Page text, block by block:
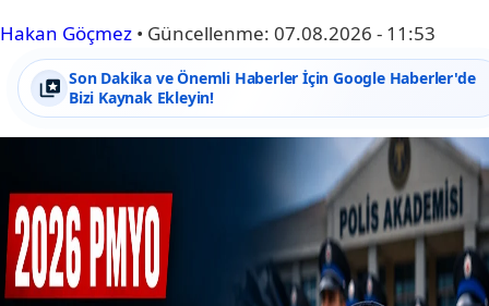
Hakan Göçmez • Güncellenme: 07.08.2026 - 11:53
Son Dakika ve Önemli Haberler İçin Google Haberler'de
Bizi Kaynak Ekleyin!